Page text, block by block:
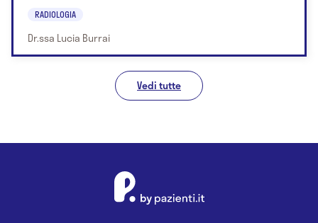
RADIOLOGIA
Dr.ssa Lucia Burrai
Vedi tutte